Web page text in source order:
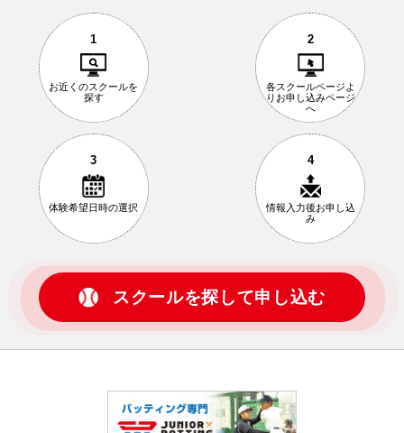
1
お近くのスクールを
探す
2
各スクールページ よ
りお申し込みページ
へ
3
体験希望日時の選択
4
情報入力後お申し込
み
スクールを探して申し込む